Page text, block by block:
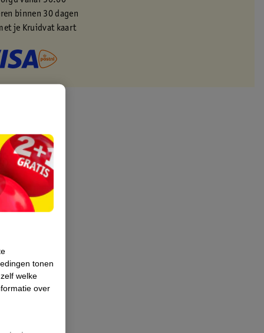
binnen 30 dagen
je Kruidvat kaart
tonen
welke
over